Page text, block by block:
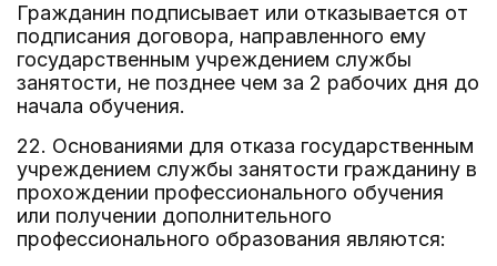
Гражданин подписывает или отказывается от
подписания договора, направленного ему
государственным учреждением службы
занятости, не позднее чем за 2 рабочих дня до
начала обучения.
22. Основаниями для отказа государственным
учреждением службы занятости гражданину в
прохождении профессионального обучения
или получении дополнительного
профессионального образования являются: